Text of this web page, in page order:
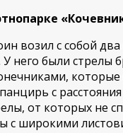
возил с собой
него были стрелы
с
от которых не
с широкими